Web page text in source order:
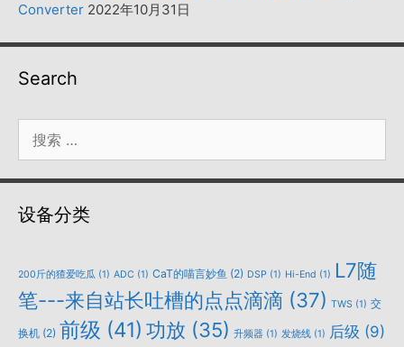
Converter 2022年10月31日
Search
索：
设备分类
200斤的猹爱吃瓜 (1) ADC (1) CaT的喵言妙鱼 (2) DSP (1) Hi-End (1) L7随
笔---来自站长吐槽的点点滴滴 (37) TWS (1) 交
换机 (2) 前级 (41) 功放 (35) 升频器 (1) 发烧线 (1) 后级 (9)